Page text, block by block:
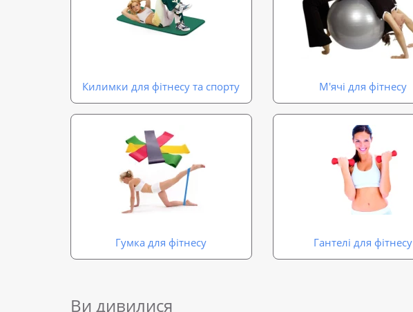
Килимки для фітнесу та спорту М'ячі для фітнесу
Гумка для фітнесу Гантелі для фітнесу
Ви дивилися